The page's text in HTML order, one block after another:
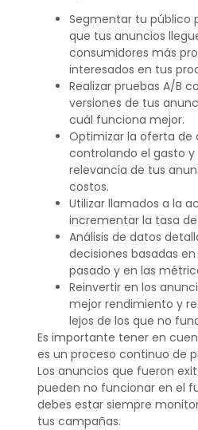
Segmentar tu público
que tus anuncios
consumidores más
interesados en tus
Realizar pruebas A/B
versiones de tus
cuál funciona mejor.
Optimizar la oferta de
controlando el gasto
relevancia de tus
costos.
Utilizar llamados a la
incrementar la tasa
Análisis de datos
decisiones basadas
pasado y en las
Reinvertir en los
mejor rendimiento y
lejos de los que no
Es importante tener en
es un proceso continuo de
Los anuncios que fueron
pueden no funcionar en el
debes estar siempre
tus campañas.